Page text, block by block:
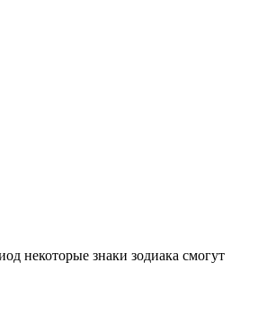
некоторые знаки зодиака смогут